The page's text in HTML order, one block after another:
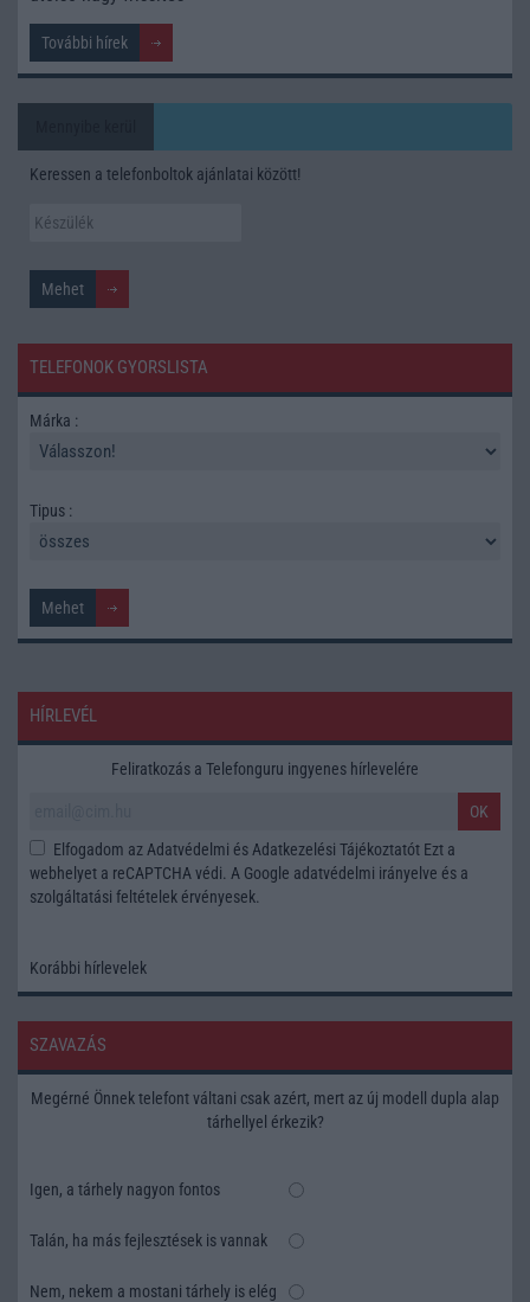
További hírek
Keressen a telefonboltok ajánlatai között!
TELEFONOK GYORSLISTA
Márka :
Tipus :
HÍRLEVÉL
Feliratkozás a Telefonguru ingyenes hírlevelére
OK
Elfogadom az Adatvédelmi és Adatkezelési Tájékoztatót Ezt a
webhelyet a reCAPTCHA védi. A Google adatvédelmi irányelve és a
szolgáltatási feltételek érvényesek.
Korábbi hírlevelek
SZAVAZÁS
Megérné Önnek telefont váltani csak azért, mert az új modell dupla alap
tárhellyel érkezik?
Igen, a tárhely nagyon fontos
Talán, ha más fejlesztések is vannak
Nem, nekem a mostani tárhely is elég